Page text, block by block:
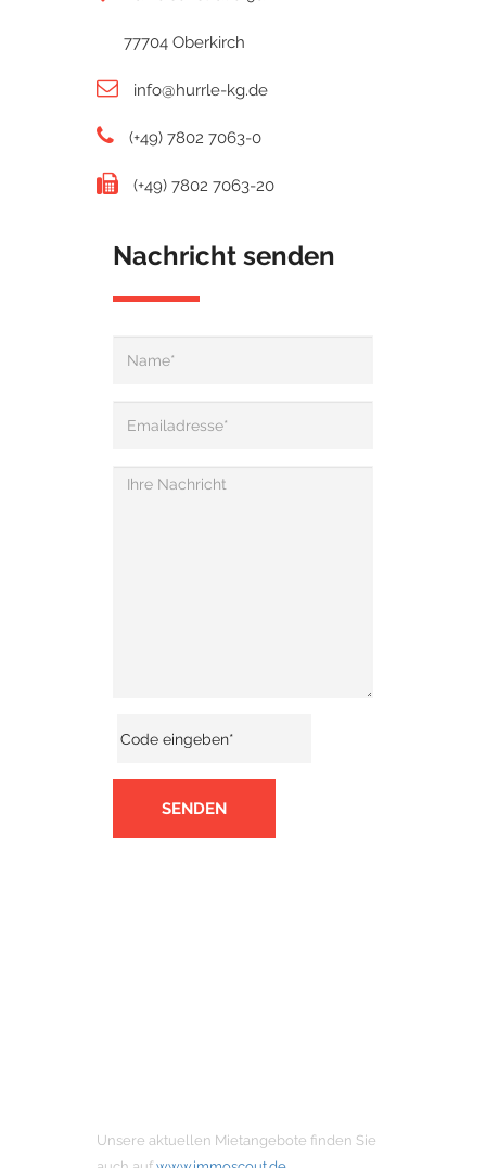
77704 Oberkirch
info@hurrle-kg.de
(+49) 7802 7063-0
(+49) 7802 7063-20
Nachricht senden
SENDEN
Unsere aktuellen Mietangebote finden Sie